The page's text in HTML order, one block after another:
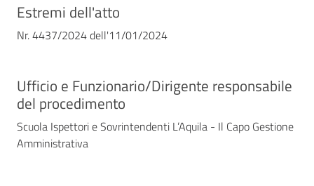
Estremi dell'atto
Nr. 4437/2024 dell'11/01/2024
Ufficio e Funzionario/Dirigente responsabile
del procedimento
Scuola Ispettori e Sovrintendenti L’Aquila - Il Capo Gestione
Amministrativa